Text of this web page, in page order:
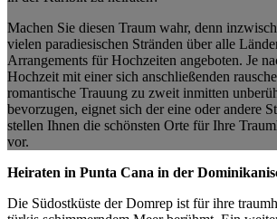
Machen Sie diesen Traum wahr, denn
vielen paradiesischen Stränden über alle
Arrangements für Hochzeiten angeboten. Je
Hochzeit mit einer sich anschließenden
romantische Trauung zu zweit inmitten
bevorzugen, eignet sich der eine oder andere
stellen Ihnen die schönsten Orte für Ihre
vor.
Heiraten in Punta Cana in der
Die Südostküste der Domrep ist für ihre